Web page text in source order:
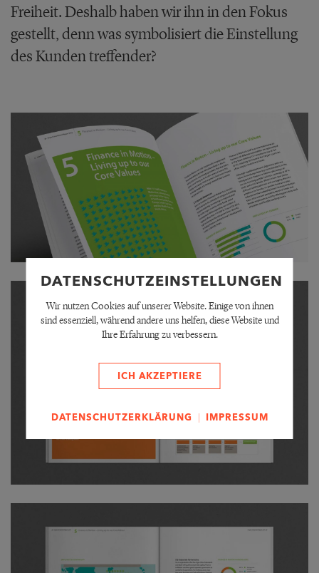
Freiheit. Deshalb haben wir ihn in den Fokus
gestellt, denn was symbolisiert die Einstellung
des Kunden treffender?
DATENSCHUTZEINSTELLUNGEN
Wir nutzen Cookies auf unserer Website. Einige von ihnen
sind essenziell, während andere uns helfen, diese Website und
Ihre Erfahrung zu verbessern.
ICH AKZEPTIERE
DATENSCHUTZERKLÄRUNG | IMPRESSUM